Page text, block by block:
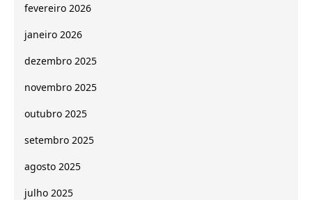
fevereiro 2026
janeiro 2026
dezembro 2025
novembro 2025
outubro 2025
setembro 2025
agosto 2025
julho 2025